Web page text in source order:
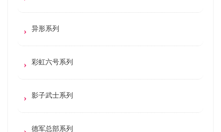
异形系列
彩虹六号系列
影子武士系列
德军总部系列